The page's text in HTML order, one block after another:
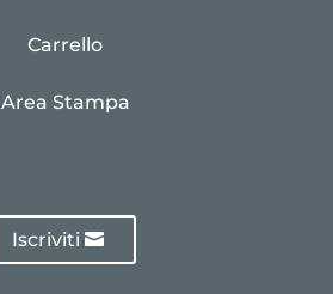
Carrello
Area Stampa
Iscriviti